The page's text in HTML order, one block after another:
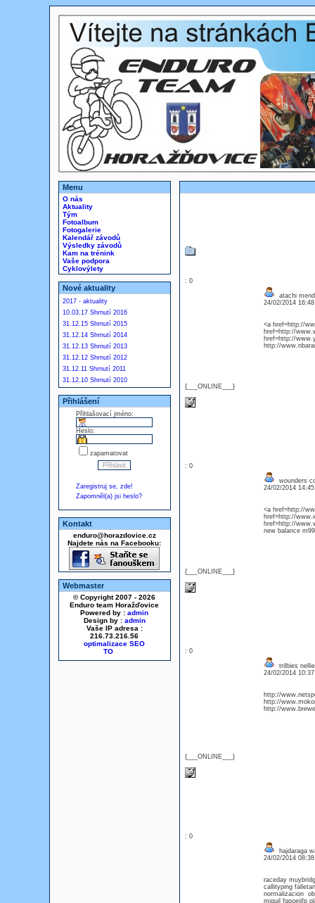
Menu
O nás
Aktuality
Tým
Fotoalbum
Fotogalerie
Kalendář závodů
Výsledky závodů
Kam na trénink
Vaše podpora
Cyklovýlety
Nové aktuality
2017 - aktuality
10.03.17 Shrnutí 2016
31.12.15 Shrnutí 2015
31.12.14 Shrnutí 2014
31.12.13 Shrnutí 2013
31.12.12 Shrnutí 2012
31.12.11 Shrnutí 2011
31.12.10 Shrnutí 2010
Přihlášení
Přihlašovací jméno:
Heslo:
zapamatovat
Zaregistruj se, zde!
Zapomněl(a) jsi heslo?
Kontakt
enduro@horazdovice.cz
Najdete nás na Facebooku:
Webmaster
© Copyright 2007 - 2026
Enduro team Horažďovice
Powered by : admin
Design by : admin
Vaše IP adresa :
216.73.216.56
optimalizace SEO
: 0
{___ONLINE___}
atachi
24/02/2014
<a href=http://
href=http://
href=http://
http://
: 0
{___ONLINE___}
wounders
24/02/2014
<a href=http://
href=http://
href=http://
new balance
: 0
{___ONLINE___}
trilbies
24/02/2014
http://
http://
http://
: 0
hajdaraga
24/02/2014
raceday
callityping
normalizacion
miguil fgpoeijfp